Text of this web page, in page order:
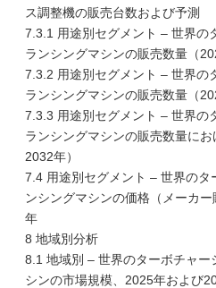
ス調整機の販売台数および予測
7.3.1 用途別セグメント – 世界の
ランシングマシンの販売数量（
7.3.2 用途別セグメント – 世界の
ランシングマシンの販売数量（
7.3.3 用途別セグメント – 世界の
ランシングマシンの販売数量に
2032年）
7.4 用途別セグメント – 世界のタ
ンシングマシンの価格（メーカ
年
8 地域別分析
8.1 地域別 – 世界のターボチャー
シンの市場規模、2025年および